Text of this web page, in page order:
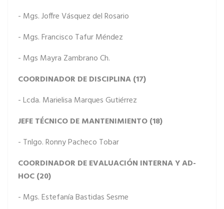
- Mgs. Joffre Vásquez del Rosario
- Mgs. Francisco Tafur Méndez
- Mgs Mayra Zambrano Ch.
COORDINADOR DE DISCIPLINA (17)
- Lcda. Marielisa Marques Gutiérrez
JEFE TÉCNICO DE MANTENIMIENTO (18)
- Tnlgo. Ronny Pacheco Tobar
COORDINADOR DE EVALUACIÓN INTERNA Y AD-
HOC (20)
- Mgs. Estefanía Bastidas Sesme